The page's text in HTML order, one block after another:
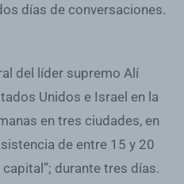
días de conversaciones.
del líder supremo Alí
Unidos e Israel en la
en tres ciudades, en
de entre 15 y 20
durante tres días.